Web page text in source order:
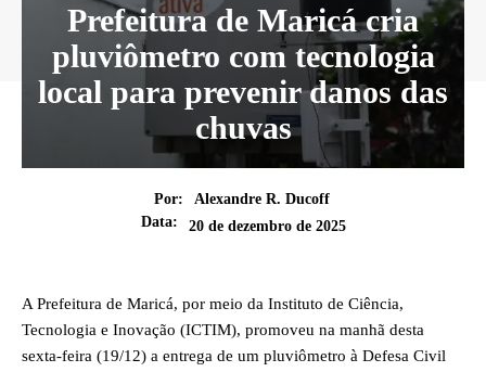
Prefeitura de Maricá cria
pluviômetro com tecnologia
local para prevenir danos das
chuvas
Por:
Alexandre R. Ducoff
Data:
20 de dezembro de 2025
A Prefeitura de Maricá, por meio da Instituto de Ciência,
Tecnologia e Inovação (ICTIM), promoveu na manhã desta
sexta-feira (19/12) a entrega de um pluviômetro à Defesa Civil